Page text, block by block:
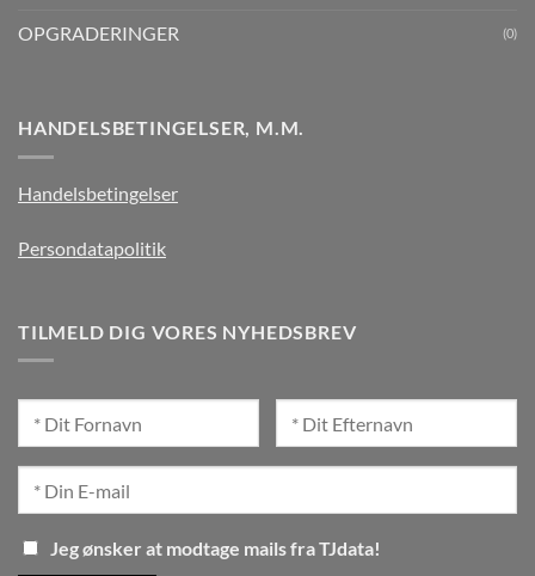
OPGRADERINGER (0)
HANDELSBETINGELSER, M.M.
Handelsbetingelser
Persondatapolitik
TILMELD DIG VORES NYHEDSBREV
Jeg ønsker at modtage mails fra TJdata!